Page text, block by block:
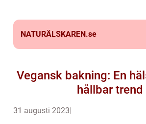
NATURÄLSKAREN.se
Vegansk bakning: En
hållbar trend
31 augusti 2023